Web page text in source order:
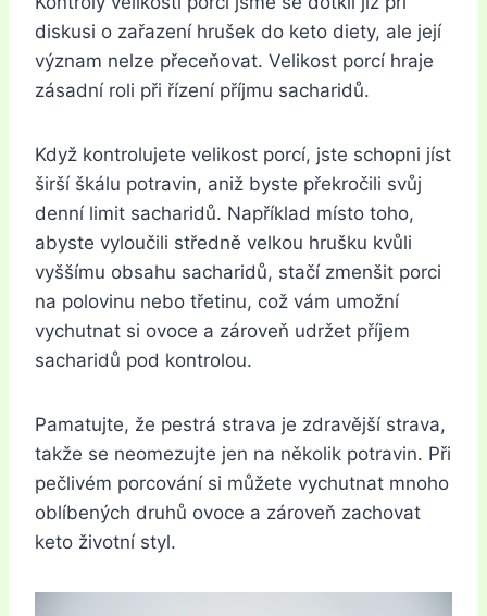
diskusi o zařazení hrušek do keto diety, ale její
význam nelze přeceňovat. Velikost porcí hraje
zásadní roli při řízení příjmu sacharidů.
Když kontrolujete velikost porcí, jste schopni jíst
širší škálu potravin, aniž byste překročili svůj
denní limit sacharidů. Například místo toho,
abyste vyloučili středně velkou hrušku kvůli
vyššímu obsahu sacharidů, stačí zmenšit porci
na polovinu nebo třetinu, což vám umožní
vychutnat si ovoce a zároveň udržet příjem
sacharidů pod kontrolou.
Pamatujte, že pestrá strava je zdravější strava,
takže se neomezujte jen na několik potravin. Při
pečlivém porcování si můžete vychutnat mnoho
oblíbených druhů ovoce a zároveň zachovat
keto životní styl.